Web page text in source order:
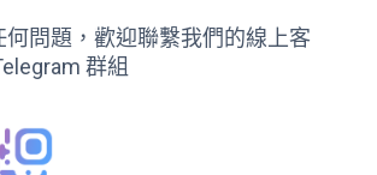
問題，歡迎聯繫我們的線上客
群組